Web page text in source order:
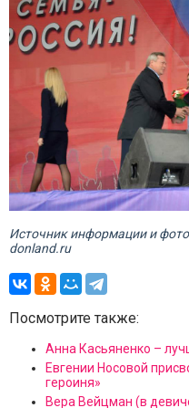
Источник информации и
donland.ru
Посмотрите также:
Анна Касьяненко –
Евгении Носовой
героиня»
Вера Вейцман (в